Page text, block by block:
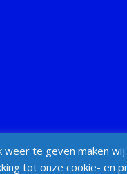
te geven maken wij
tot onze cookie- en